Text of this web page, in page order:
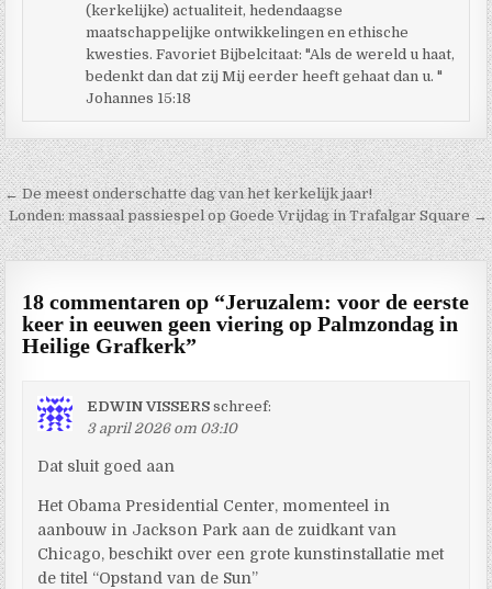
(kerkelijke) actualiteit, hedendaagse
maatschappelijke ontwikkelingen en ethische
kwesties. Favoriet Bijbelcitaat: "Als de wereld u haat,
bedenkt dan dat zij Mij eerder heeft gehaat dan u. "
Johannes 15:18
Berichtnavigatie
← De meest onderschatte dag van het kerkelijk jaar!
Londen: massaal passiespel op Goede Vrijdag in Trafalgar Square →
18 commentaren op “Jeruzalem: voor de eerste
keer in eeuwen geen viering op Palmzondag in
Heilige Grafkerk”
EDWIN VISSERS schreef:
3 april 2026 om 03:10
Dat sluit goed aan
Het Obama Presidential Center, momenteel in
aanbouw in Jackson Park aan de zuidkant van
Chicago, beschikt over een grote kunstinstallatie met
de titel “Opstand van de Sun”